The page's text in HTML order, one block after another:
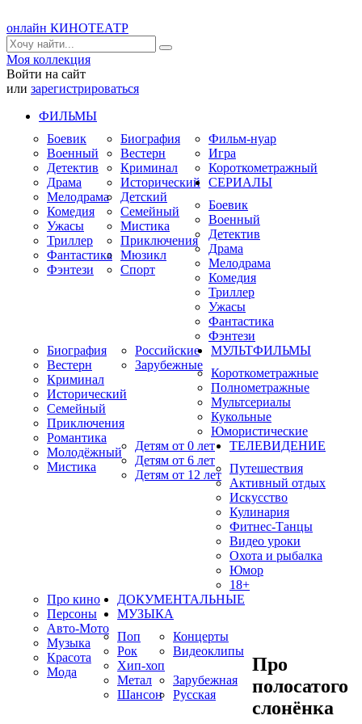
онлайн КИНОТЕАТР
Моя коллекция
Войти на сайт
или зарегистрироваться
ФИЛЬМЫ
Боевик
Военный
Детектив
Драма
Мелодрама
Комедия
Ужасы
Триллер
Фантастика
Фэнтези
Биография
Вестерн
Криминал
Исторический
Детский
Семейный
Мистика
Приключения
Мюзикл
Спорт
Фильм-нуар
Игра
Короткометражный
СЕРИАЛЫ
Боевик
Военный
Детектив
Драма
Мелодрама
Комедия
Триллер
Ужасы
Фантастика
Фэнтези
Биография
Вестерн
Криминал
Исторический
Семейный
Приключения
Романтика
Молодёжный
Мистика
Российские
Зарубежные
МУЛЬТФИЛЬМЫ
Короткометражные
Полнометражные
Мультсериалы
Кукольные
Юмористические
Детям от 0 лет
Детям от 6 лет
Детям от 12 лет
ТЕЛЕВИДЕНИЕ
Путешествия
Активный отдых
Искусство
Кулинария
Фитнес-Танцы
Видео уроки
Охота и рыбалка
Юмор
18+
Про кино
Персоны
Авто-Мото
Музыка
Красота
Мода
ДОКУМЕНТАЛЬНЫЕ
МУЗЫКА
Поп
Рок
Хип-хоп
Метал
Шансон
Концерты
Видеоклипы
Зарубежная
Русская
Про
полосатого
слонёнка